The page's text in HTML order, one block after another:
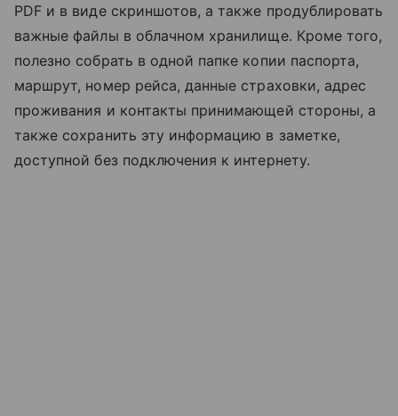
PDF и в виде скриншотов, а также продублировать
важные файлы в облачном хранилище. Кроме того,
полезно собрать в одной папке копии паспорта,
маршрут, номер рейса, данные страховки, адрес
проживания и контакты принимающей стороны, а
также сохранить эту информацию в заметке,
доступной без подключения к интернету.